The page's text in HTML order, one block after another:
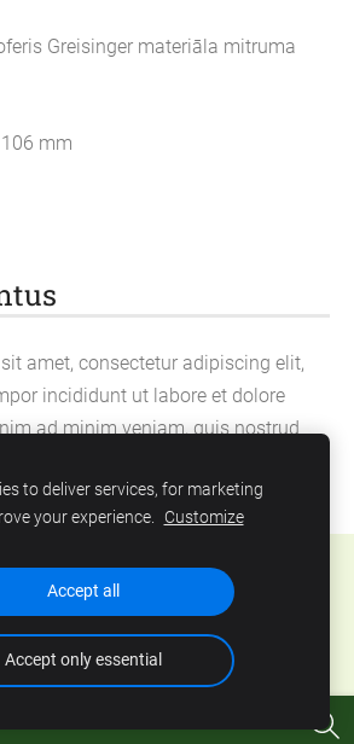
amet, consectetur adipiscing elit,
incididunt ut labore et dolore
ad minim veniam, quis nostrud
Greisinger materiāla mitruma
mm
Cookies
to deliver services, for marketing
your experience. Customize
Accept all
Accept only essential